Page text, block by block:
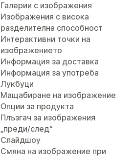
Галерии с изображения
Изображения с висока
разделителна способност
Интерактивни точки на
изображението
Информация за доставка
Информация за употреба
Лукбуци
Мащабиране на изображение
Опции за продукта
Плъзгач за изображения
„преди/след“
Слайдшоу
Смяна на изображение при